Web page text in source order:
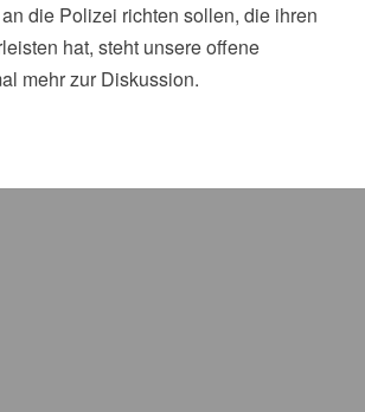
die Polizei richten sollen, die ihren
hat, steht unsere offene
mehr zur Diskussion.